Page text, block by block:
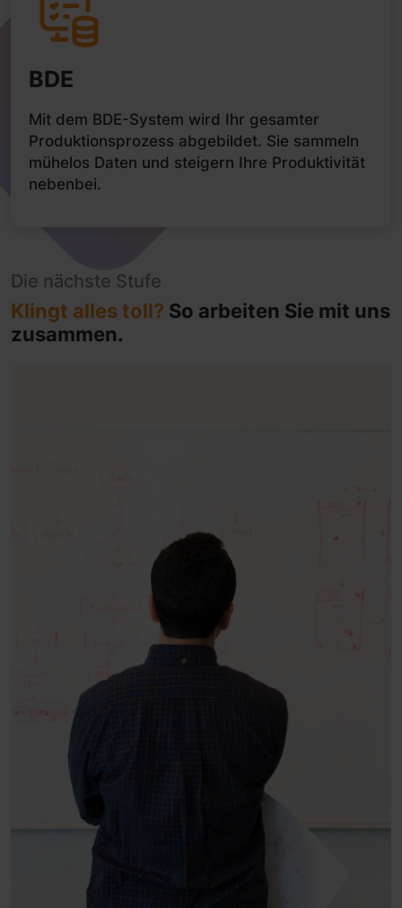
BDE
Mit dem BDE-System wird Ihr gesamter
Produktionsprozess abgebildet. Sie sammeln
mühelos Daten und steigern Ihre Produktivität
nebenbei.
Die nächste Stufe
Klingt alles toll? So arbeiten Sie mit uns
zusammen.